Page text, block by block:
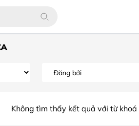
Không tìm thấy kết quả với từ khoá